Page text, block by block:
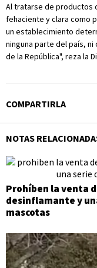
Al tratarse de productos
fehaciente y clara como
un establecimiento
ninguna parte del país,
de la República", reza la
COMPARTIRLA
NOTAS
Prohíben la venta
desinflamante y
mascotas